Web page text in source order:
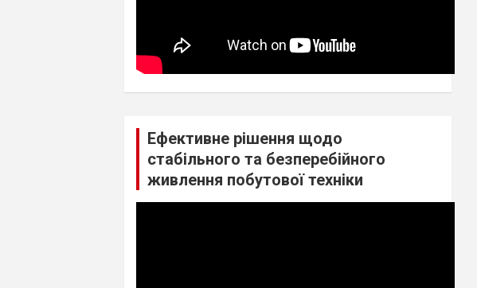
Ефективне рішення щодо
стабільного та безперебійного
живлення побутової техніки